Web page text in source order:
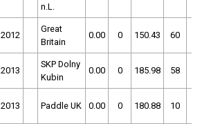
n.L.
2012
Great
Britain
0.00 0 150.43 60
2013
SKP Dolny
Kubin
0.00 0 185.98 58
2013 Paddle UK 0.00 0 180.88 10